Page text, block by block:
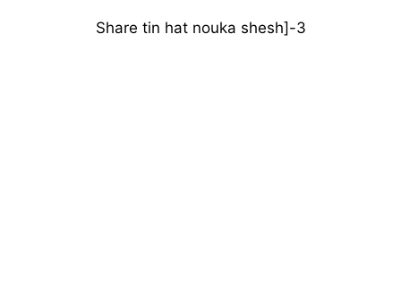
Share tin hat nouka shesh]-3